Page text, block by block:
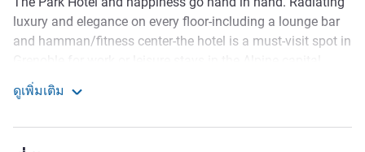
รายละเอียด
luxury and elegance on every floor-including a lounge bar
and hamman/fitness center-the hotel is a must-visit spot in
Renovated with a contemporary twist by the Les Héritiers
design company. 43 rooms and suites, free minibar and 2
ดูเพิ่มเติม